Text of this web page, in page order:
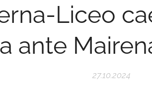
Liceo
ante
27.10.2024